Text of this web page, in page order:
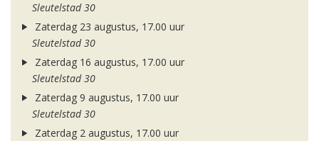
Sleutelstad 30
Zaterdag 23 augustus, 17.00 uur
Sleutelstad 30
Zaterdag 16 augustus, 17.00 uur
Sleutelstad 30
Zaterdag 9 augustus, 17.00 uur
Sleutelstad 30
Zaterdag 2 augustus, 17.00 uur